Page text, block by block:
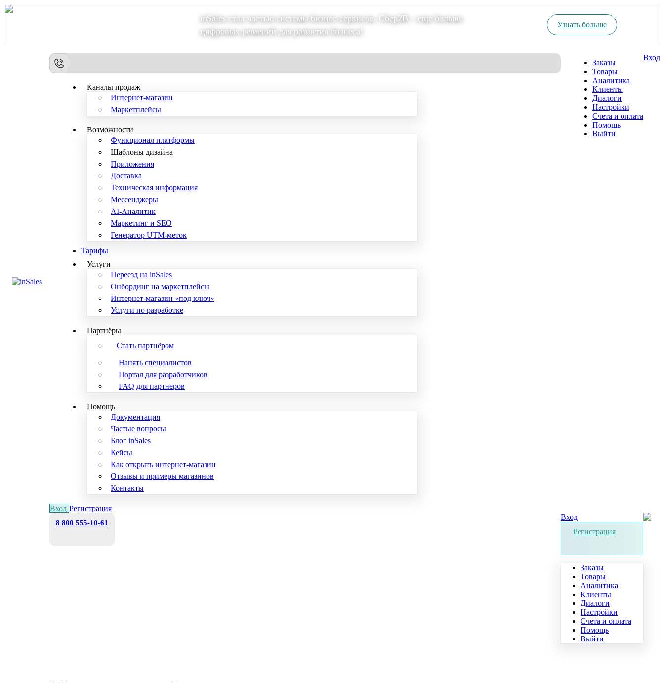
inSales стал частью системы бизнес-сервисов. Сбер2В – еще больше
цифровых решений для развития бизнеса!
Узнать больше
Каналы продаж
Интернет-магазин
Маркетплейсы
Возможности
Функционал платформы
Шаблоны дизайна
Приложения
Доставка
Техническая информация
Мессенджеры
AI-Аналитик
Маркетинг и SEO
Генератор UTM-меток
Тарифы
Услуги
Переезд на inSales
Онбординг на маркетплейсы
Интернет-магазин «под ключ»
Услуги по разработке
Партнёры
Стать партнёром
Нанять специалистов
Портал для разработчиков
FAQ для партнёров
Помощь
Документация
Частые вопросы
Блог inSales
Кейсы
Как открыть интернет-магазин
Отзывы и примеры магазинов
Контакты
Вход Регистрация
Заказы
Товары
Аналитика
Клиенты
Диалоги
Настройки
Счета и оплата
Помощь
Выйти
Вход
8 800 555-10-61
Вход
Регистрация
Заказы
Товары
Аналитика
Клиенты
Диалоги
Настройки
Счета и оплата
Помощь
Выйти